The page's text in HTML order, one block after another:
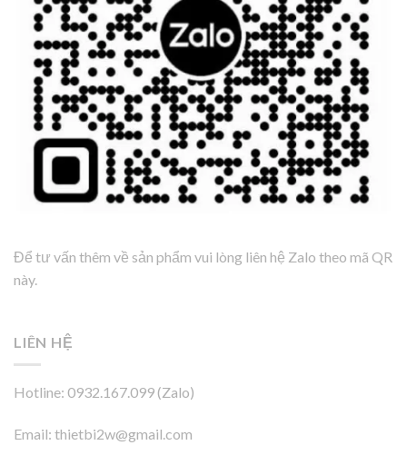
Để tư vấn thêm về sản phẩm vui lòng liên hệ Zalo theo mã QR
này.
LIÊN HỆ
Hotline: 0932.167.099 (Zalo)
Email: thietbi2w@gmail.com